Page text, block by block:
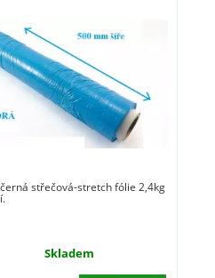
střečová-stretch fólie 2,4kg
Skladem